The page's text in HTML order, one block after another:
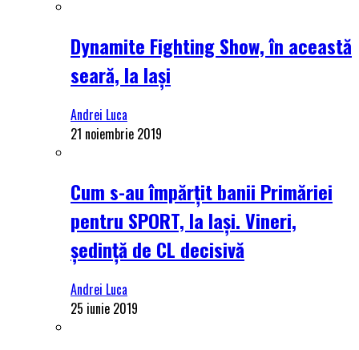
Dynamite Fighting Show, în această
seară, la Iași
Andrei Luca
21 noiembrie 2019
Cum s-au împărțit banii Primăriei
pentru SPORT, la Iași. Vineri,
ședință de CL decisivă
Andrei Luca
25 iunie 2019